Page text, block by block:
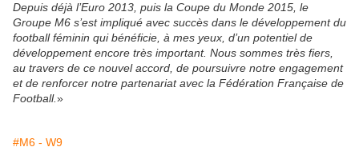
Depuis déjà l’Euro 2013, puis la Coupe du Monde 2015, le
Groupe M6 s’est impliqué avec succès dans le développement du
football féminin qui bénéficie, à mes yeux, d’un potentiel de
développement encore très important. Nous sommes très fiers,
au travers de ce nouvel accord, de poursuivre notre engagement
et de renforcer notre partenariat avec la Fédération Française de
Football.»
#M6 - W9